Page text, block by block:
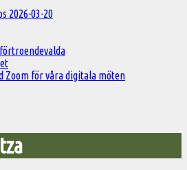
2026-03-20
Zoom för våra digitala möten